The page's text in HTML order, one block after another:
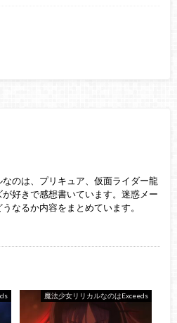
のは、プリキュア、仮面ライダー龍
好きで感想書いています。迷惑メー
なるか内容をまとめています。
魔法少女リリカルなのはExceeds